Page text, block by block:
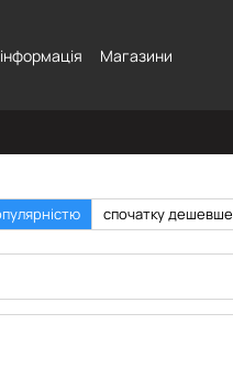
Магазини
спочатку дешевше